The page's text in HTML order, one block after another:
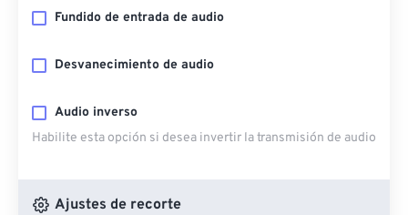
Fundido de entrada de audio
Desvanecimiento de audio
Audio inverso
Habilite esta opción si desea invertir la transmisión de audio
Ajustes de recorte